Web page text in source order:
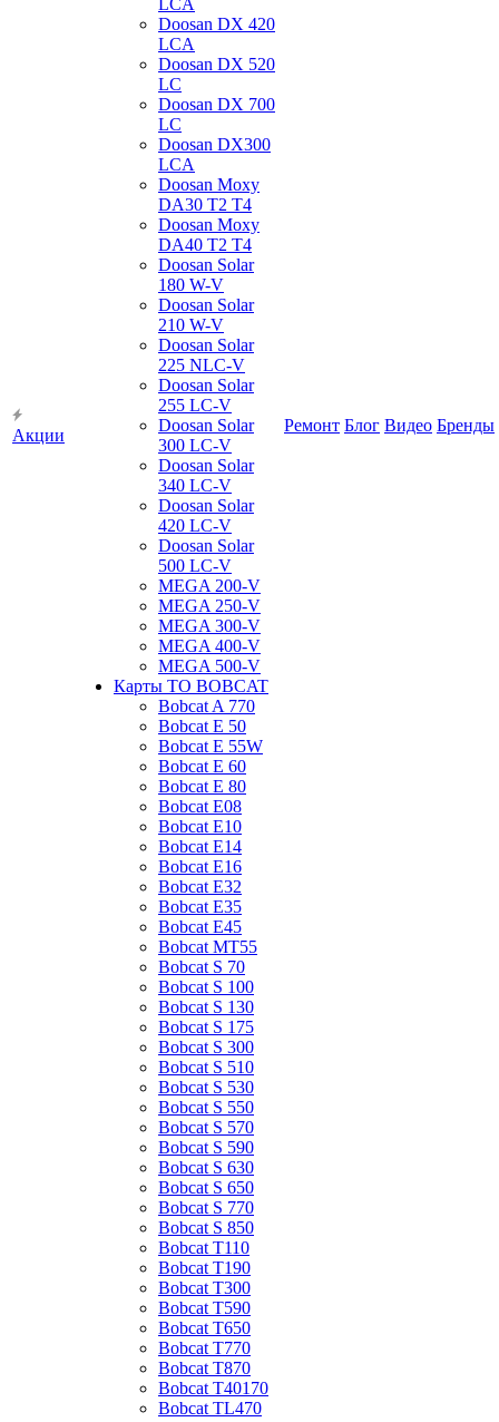
Акции
LCA
Doosan DX 420
LCA
Doosan DX 520
LC
Doosan DX 700
LC
Doosan DX300
LCA
Doosan Moxy
DA30 T2 T4
Doosan Moxy
DA40 T2 T4
Doosan Solar
180 W-V
Doosan Solar
210 W-V
Doosan Solar
225 NLC-V
Doosan Solar
255 LC-V
Doosan Solar
300 LC-V
Doosan Solar
340 LC-V
Doosan Solar
420 LC-V
Doosan Solar
500 LC-V
MEGA 200-V
MEGA 250-V
MEGA 300-V
MEGA 400-V
MEGA 500-V
Карты ТО BOBCAT
Bobcat A 770
Bobcat E 50
Bobcat E 55W
Bobcat E 60
Bobcat E 80
Bobcat E08
Bobcat E10
Bobcat E14
Bobcat E16
Bobcat E32
Bobcat E35
Bobcat E45
Bobcat MT55
Bobcat S 70
Bobcat S 100
Bobcat S 130
Bobcat S 175
Bobcat S 300
Bobcat S 510
Bobcat S 530
Bobcat S 550
Bobcat S 570
Bobcat S 590
Bobcat S 630
Bobcat S 650
Bobcat S 770
Bobcat S 850
Bobcat T110
Bobcat T190
Bobcat T300
Bobcat T590
Bobcat T650
Bobcat T770
Bobcat T870
Bobcat T40170
Bobcat TL470
Ремонт Блог Видео Бренды